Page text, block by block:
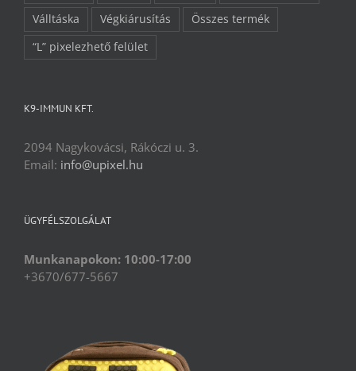
Válltáska
Végkiárusítás
Összes termék
“L” pixelezhető felület
K9-IMMUN KFT.
2094 Nagykovácsi, Rákóczi u. 3.
Email: info@upixel.hu
ÜGYFÉLSZOLGÁLAT
Munkanapokon: 10:00-17:00
+3670/677-5667